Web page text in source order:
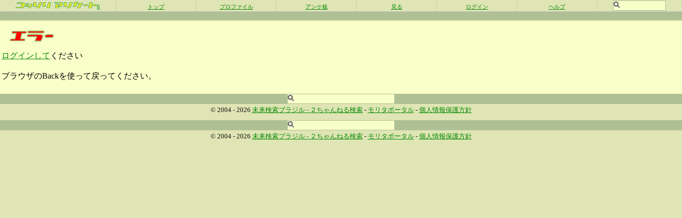
β トップ プロファイル アンケ板 見る ログイン ヘルプ
ログインして ください
ブラウザのBackを使って戻ってください。
© 2004 - 2026 未来検索ブラジル - ２ちゃんねる検索- モリタポータル- 個人情報保護方針
© 2004 - 2026 未来検索ブラジル - ２ちゃんねる検索- モリタポータル- 個人情報保護方針